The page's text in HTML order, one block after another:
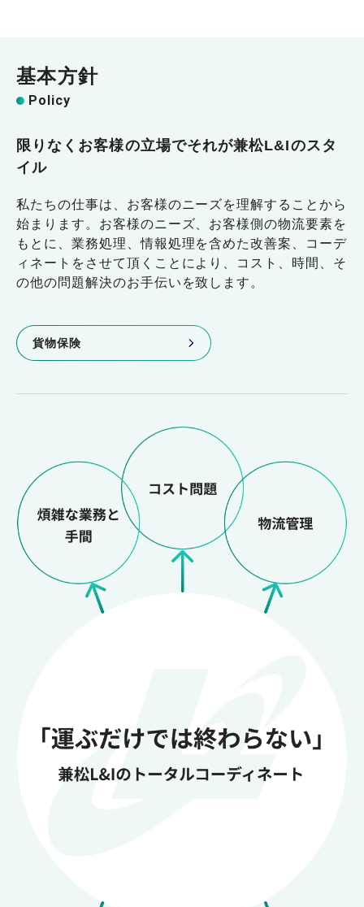
基本方針
Policy
限りなくお客様の立場でそれが兼松L&Iのスタ
イル
私たちの仕事は、お客様のニーズを理解することから
始まります。お客様のニーズ、お客様側の物流要素を
もとに、業務処理、情報処理を含めた改善案、コーデ
ィネートをさせて頂くことにより、コスト、時間、そ
の他の問題解決のお手伝いを致します。
貨物保険